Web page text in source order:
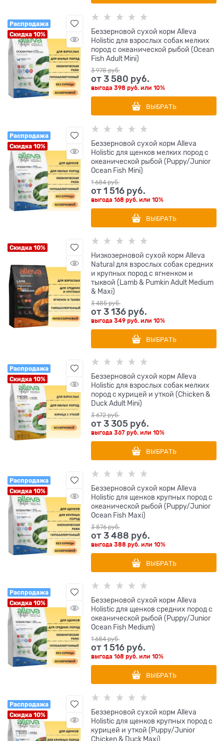
Распродажа
Скидка 10%
Беззерновой сухой корм Alleva
Holistic для взрослых собак мелких
пород с океанической рыбой (Ocean
Fish Adult Mini)
3 978 руб.
от3 580 руб.
выгода398 руб. или10%
ВЫБРАТЬ
Распродажа
Скидка 10%
Беззерновой сухой корм Alleva
Holistic для щенков мелких пород с
океанической рыбой (Puppy/Junior
Ocean Fish Mini)
1 684 руб.
от1 516 руб.
выгода168 руб. или10%
ВЫБРАТЬ
Скидка 10%
Низкозерновой сухой корм Alleva
Natural для взрослых собак средних
и крупных пород с ягненком и
тыквой (Lamb & Pumkin Adult Medium
& Maxi)
3 485 руб.
от3 136 руб.
выгода349 руб. или10%
ВЫБРАТЬ
Распродажа
Скидка 10%
Беззерновой сухой корм Alleva
Holistic для взрослых собак мелких
пород с курицей и уткой (Chicken &
Duck Adult Mini)
3 672 руб.
от3 305 руб.
выгода367 руб. или10%
ВЫБРАТЬ
Распродажа
Скидка 10%
Беззерновой сухой корм Alleva
Holistic для щенков крупных пород с
океанической рыбой (Puppy/Junior
Ocean Fish Maxi)
3 876 руб.
от3 488 руб.
выгода388 руб. или10%
ВЫБРАТЬ
Распродажа
Скидка 10%
Беззерновой сухой корм Alleva
Holistic для щенков средних пород с
океанической рыбой (Puppy/Junior
Ocean Fish Medium)
1 684 руб.
от1 516 руб.
выгода168 руб. или10%
ВЫБРАТЬ
Распродажа
Скидка 10%
Беззерновой сухой корм Alleva
Holistic для щенков крупных пород с
курицей и уткой (Puppy/Junior
Chicken & Duck Maxi)